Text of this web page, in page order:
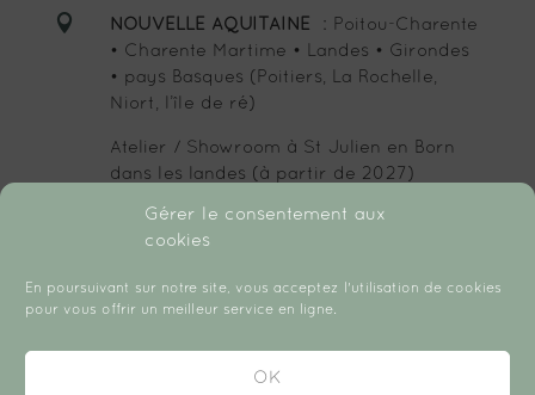
Gérer le consentement aux
cookies
En poursuivant sur notre site, vous acceptez l'utilisation de cookies
pour vous offrir un meilleur service en ligne.
OK
 NOUVELLE AQUITAINE
: Poitou-Charente
• Charente Martime • Landes • Girondes
• pays Basques (Poitiers, La Rochelle,
Niort, l’île de ré)
Atelier / Showroom à St Julien en Born
dans les landes (à partir de 2027)
SUIVEZ-MOI :